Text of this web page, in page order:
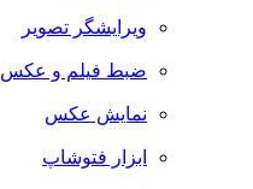
ویرایشگر تصویر
ضبط فيلم و عكس
نمایش عکس
ابزار فتوشاپ